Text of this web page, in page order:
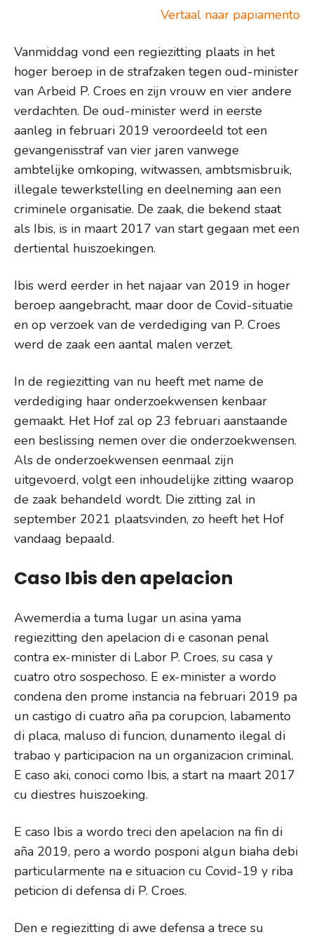
Vertaal naar papiamento
Vanmiddag vond een regiezitting plaats in het
hoger beroep in de strafzaken tegen oud-minister
van Arbeid P. Croes en zijn vrouw en vier andere
verdachten. De oud-minister werd in eerste
aanleg in februari 2019 veroordeeld tot een
gevangenisstraf van vier jaren vanwege
ambtelijke omkoping, witwassen, ambtsmisbruik,
illegale tewerkstelling en deelneming aan een
criminele organisatie. De zaak, die bekend staat
als Ibis, is in maart 2017 van start gegaan met een
dertiental huiszoekingen.
Ibis werd eerder in het najaar van 2019 in hoger
beroep aangebracht, maar door de Covid-situatie
en op verzoek van de verdediging van P. Croes
werd de zaak een aantal malen verzet.
In de regiezitting van nu heeft met name de
verdediging haar onderzoekwensen kenbaar
gemaakt. Het Hof zal op 23 februari aanstaande
een beslissing nemen over die onderzoekwensen.
Als de onderzoekwensen eenmaal zijn
uitgevoerd, volgt een inhoudelijke zitting waarop
de zaak behandeld wordt. Die zitting zal in
september 2021 plaatsvinden, zo heeft het Hof
vandaag bepaald.
Caso Ibis den apelacion
Awemerdia a tuma lugar un asina yama
regiezitting den apelacion di e casonan penal
contra ex-minister di Labor P. Croes, su casa y
cuatro otro sospechoso. E ex-minister a wordo
condena den prome instancia na februari 2019 pa
un castigo di cuatro aña pa corupcion, labamento
di placa, maluso di funcion, dunamento ilegal di
trabao y participacion na un organizacion criminal.
E caso aki, conoci como Ibis, a start na maart 2017
cu diestres huiszoeking.
E caso Ibis a wordo treci den apelacion na fin di
aña 2019, pero a wordo posponi algun biaha debi
particularmente na e situacion cu Covid-19 y riba
peticion di defensa di P. Croes.
Den e regiezitting di awe defensa a trece su